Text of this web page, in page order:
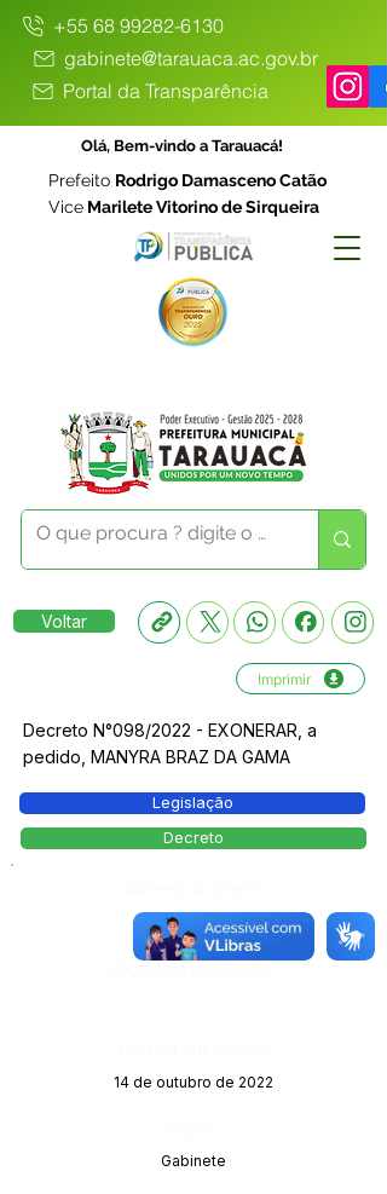
+55 68 99282-6130
gabinete@tarauaca.ac.gov.br
Portal da Transparência
Olá, Bem-vindo a Tarauacá!
Prefeito Rodrigo Damasceno Catão
Vice Marilete Vitorino de Sirqueira
Voltar
Imprimir
Decreto N°098/2022 - EXONERAR, a
pedido, MANYRA BRAZ DA GAMA
Legislação
Decreto
13390
14 de outubro de 2022
Gabinete